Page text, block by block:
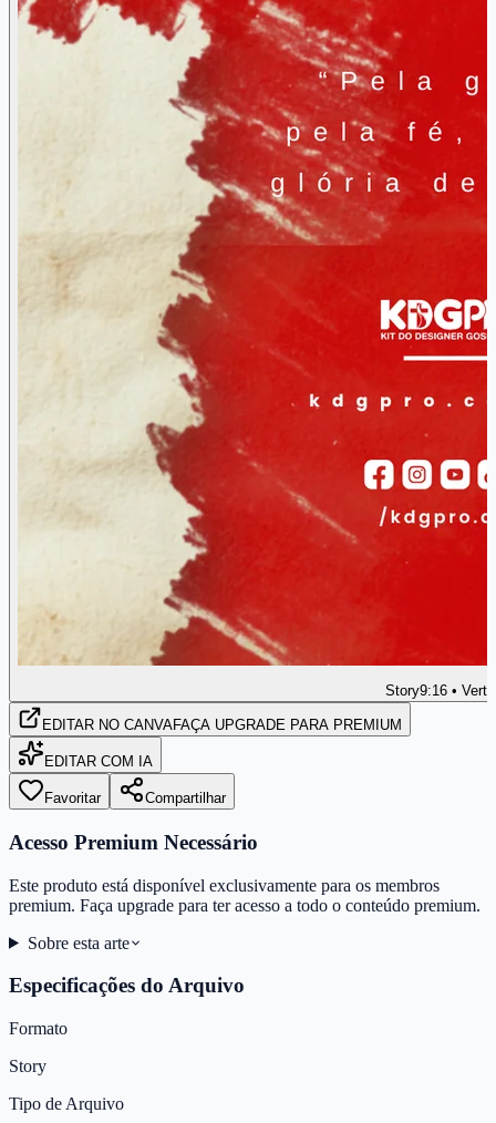
Story9:16 •
EDITAR NO CANVAFAÇA UPGRADE PARA PREMIUM
EDITAR COM IA
Favoritar Compartilhar
Acesso Premium Necessário
Este produto está disponível exclusivamente para os membros
premium. Faça upgrade para ter acesso a todo o conteúdo premium.
Sobre esta arte
Especificações do Arquivo
Formato
Story
Tipo de Arquivo